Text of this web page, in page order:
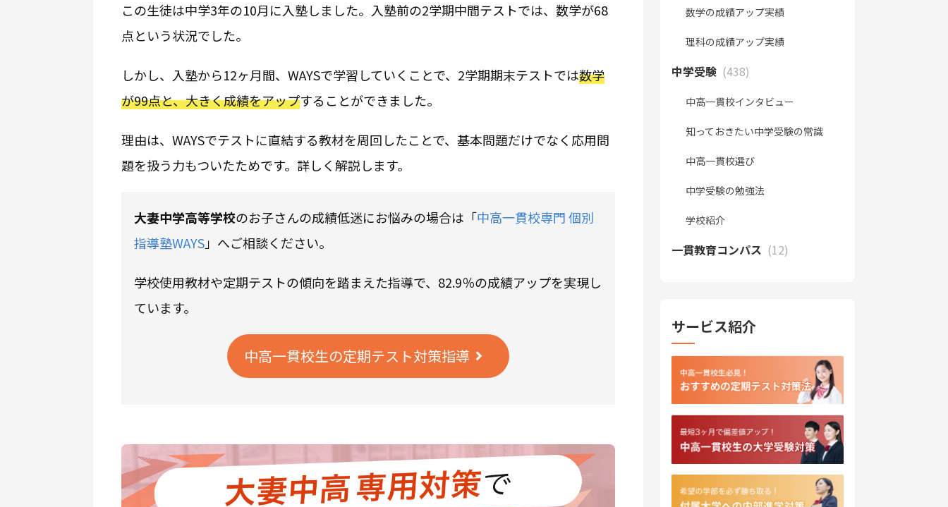
この生徒は中学3年の10月に入塾しました。入塾前の2学期中間テストでは、数学が68
点という状況でした。
しかし、入塾から12ヶ月間、WAYSで学習していくことで、2学期期末テストでは数学
が99点と、大きく成績をアップすることができました。
理由は、WAYSでテストに直結する教材を周回したことで、基本問題だけでなく応用問
題を扱う力もついたためです。詳しく解説します。
大妻中学高等学校のお子さんの成績低迷にお悩みの場合は「中高一貫校専門 個別
指導塾WAYS」へご相談ください。
学校使用教材や定期テストの傾向を踏まえた指導で、82.9％の成績アップを実現し
ています。
中高一貫校生の定期テスト対策指導
数学の成績アップ実績
理科の成績アップ実績
中学受験 (438)
中高一貫校インタビュー
知っておきたい中学受験の常識
中高一貫校選び
中学受験の勉強法
学校紹介
一貫教育コンパス (12)
サービス紹介